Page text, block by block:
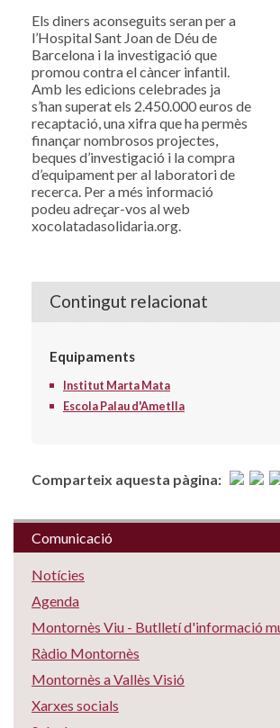
Els diners aconseguits seran per a
l’Hospital Sant Joan de Déu de
Barcelona i la investigació que
promou contra el càncer infantil.
Amb les edicions celebrades ja
s’han superat els 2.450.000 euros de
recaptació, una xifra que ha permès
finançar nombrosos projectes,
beques d’investigació i la compra
d’equipament per al laboratori de
recerca. Per a més informació
podeu adreçar-vos al web
xocolatadasolidaria.org.
Contingut relacionat
Equipaments
Institut Marta Mata
Escola Palau d'Ametlla
Comparteix aquesta pàgina:
Comunicació
Notícies
Agenda
Montornès Viu - Butlletí d'informació
Ràdio Montornès
Montornès a Vallès Visió
Xarxes socials